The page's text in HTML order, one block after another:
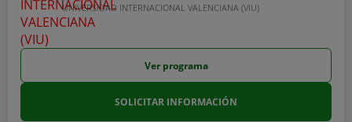
UNIVERSIDAD INTERNACIONAL VALENCIANA (VIU)
Ver programa
SOLICITAR INFORMACIÓN